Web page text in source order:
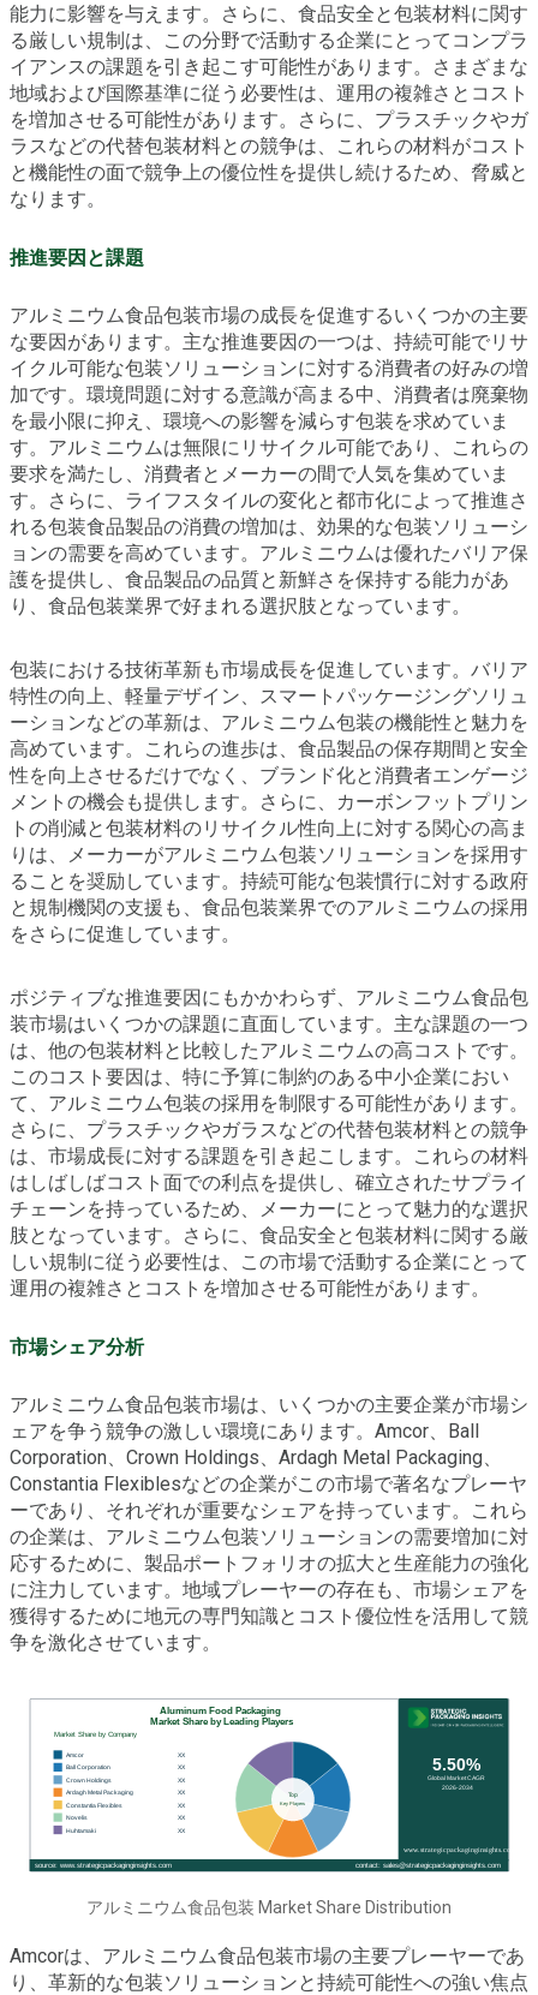
能力に影響を与えます。さらに、食品安全と包装材料に関す
る厳しい規制は、この分野で活動する企業にとってコンプラ
イアンスの課題を引き起こす可能性があります。さまざまな
地域および国際基準に従う必要性は、運用の複雑さとコスト
を増加させる可能性があります。さらに、プラスチックやガ
ラスなどの代替包装材料との競争は、これらの材料がコスト
と機能性の面で競争上の優位性を提供し続けるため、脅威と
なります。
推進要因と課題
アルミニウム食品包装市場の成長を促進するいくつかの主要
な要因があります。主な推進要因の一つは、持続可能でリサ
イクル可能な包装ソリューションに対する消費者の好みの増
加です。環境問題に対する意識が高まる中、消費者は廃棄物
を最小限に抑え、環境への影響を減らす包装を求めていま
す。アルミニウムは無限にリサイクル可能であり、これらの
要求を満たし、消費者とメーカーの間で人気を集めていま
す。さらに、ライフスタイルの変化と都市化によって推進さ
れる包装食品製品の消費の増加は、効果的な包装ソリューシ
ョンの需要を高めています。アルミニウムは優れたバリア保
護を提供し、食品製品の品質と新鮮さを保持する能力があ
り、食品包装業界で好まれる選択肢となっています。
包装における技術革新も市場成長を促進しています。バリア
特性の向上、軽量デザイン、スマートパッケージングソリュ
ーションなどの革新は、アルミニウム包装の機能性と魅力を
高めています。これらの進歩は、食品製品の保存期間と安全
性を向上させるだけでなく、ブランド化と消費者エンゲージ
メントの機会も提供します。さらに、カーボンフットプリン
トの削減と包装材料のリサイクル性向上に対する関心の高ま
りは、メーカーがアルミニウム包装ソリューションを採用す
ることを奨励しています。持続可能な包装慣行に対する政府
と規制機関の支援も、食品包装業界でのアルミニウムの採用
をさらに促進しています。
ポジティブな推進要因にもかかわらず、アルミニウム食品包
装市場はいくつかの課題に直面しています。主な課題の一つ
は、他の包装材料と比較したアルミニウムの高コストです。
このコスト要因は、特に予算に制約のある中小企業におい
て、アルミニウム包装の採用を制限する可能性があります。
さらに、プラスチックやガラスなどの代替包装材料との競争
は、市場成長に対する課題を引き起こします。これらの材料
はしばしばコスト面での利点を提供し、確立されたサプライ
チェーンを持っているため、メーカーにとって魅力的な選択
肢となっています。さらに、食品安全と包装材料に関する厳
しい規制に従う必要性は、この市場で活動する企業にとって
運用の複雑さとコストを増加させる可能性があります。
市場シェア分析
アルミニウム食品包装市場は、いくつかの主要企業が市場シ
ェアを争う競争の激しい環境にあります。Amcor、Ball
Corporation、Crown Holdings、Ardagh Metal Packaging、
Constantia Flexiblesなどの企業がこの市場で著名なプレーヤ
ーであり、それぞれが重要なシェアを持っています。これら
の企業は、アルミニウム包装ソリューションの需要増加に対
応するために、製品ポートフォリオの拡大と生産能力の強化
に注力しています。地域プレーヤーの存在も、市場シェアを
獲得するために地元の専門知識とコスト優位性を活用して競
争を激化させています。
アルミニウム食品包装 Market Share Distribution
Amcorは、アルミニウム食品包装市場の主要プレーヤーであ
り、革新的な包装ソリューションと持続可能性への強い焦点